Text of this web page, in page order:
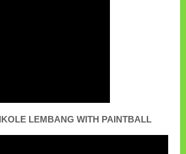
LEMBANG WITH PAINTBALL